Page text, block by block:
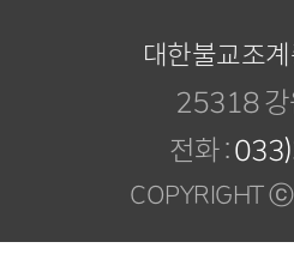
대한불교조
25318 강
전화 :
COPYRIGHT